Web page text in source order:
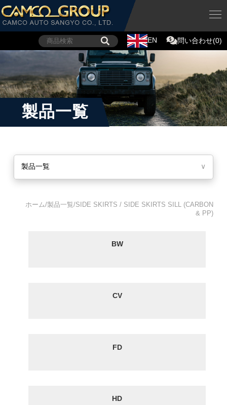
EN 問い合わせ(0)
製品一覧
製品一覧 ∨
ホーム/製品一覧/SIDE SKIRTS / SIDE SKIRTS SILL (CARBON
& PP)
BW
CV
FD
HD